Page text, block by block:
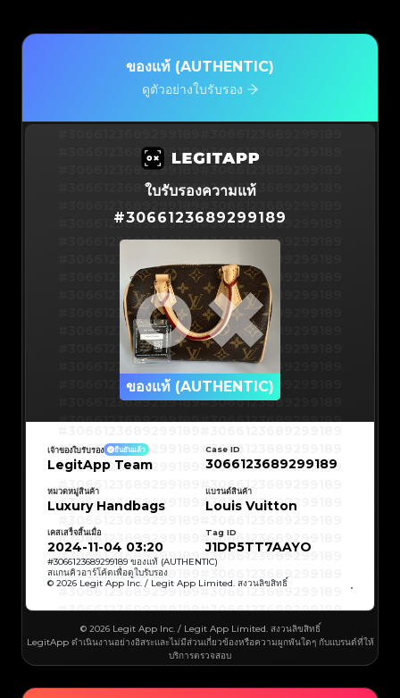
ของแท้ (AUTHENTIC)
ดูตัวอย่างใบรับรอง
#3066123689299189#3066123689299189
#3066123689299189#3066123689299189
#3066123689299189#3066123689299189
#3066123689299189#3066123689299189
#3066123689299189#3066123689299189
#3066123689299189#3066123689299189
#3066123689299189#3066123689299189
#3066123689299189#3066123689299189
#3066123689299189#3066123689299189
#3066123689299189#3066123689299189
#3066123689299189#3066123689299189
#3066123689299189#3066123689299189
#3066123689299189#3066123689299189
#3066123689299189#3066123689299189
#3066123689299189
#3066123689299189
#3066123689299189
#3066123689299189
#3066123689299189
#3066123689299189
#3066123689299189
#3066123689299189
#3066123689299189
#3066123689299189
#3066123689299189
#3066123689299189
#3066123689299189#3066123689299189
#3066123689299189 #3066123689299189
#3066123689299189#3066123689299189
#3066123689299189#3066123689299189
#3066123689299189#3066123689299189
#3066123689299189#3066123689299189
#3066123689299189#3066123689299189
ใบรับรองความแท้
#3066123689299189
ของแท้ (AUTHENTIC)
#3066123689299189
#3066123689299189
#3066123689299189
#3066123689299189
#3066123689299189
#3066123689299189
#3066123689299189
#3066123689299189
#3066123689299189
#3066123689299189
#3066123689299189#3066123689299189
#3066123689299189
#3066123689299189
#3066123689299189#3066123689299189
#3066123689299189#3066123689299189
#3066123689299189#3066123689299189
#3066123689299189#3066123689299189
#3066123689299189#3066123689299189
เจ้าของใบรับรอง ยืนยันแล้ว
LegitApp Team
Case ID
3066123689299189
หมวดหมู่สินค้า
Luxury Handbags
แบรนด์สินค้า
Louis Vuitton
เคสเสร็จสิ้นเมื่อ
2024-11-04 03:20
Tag ID
J1DP5TT7AAYO
#3066123689299189 ของแท้ (AUTHENTIC)
สแกนคิวอาร์โค้ดเพื่อดูใบรับรอง
© 2026 Legit App Inc. / Legit App Limited. สงวนลิขสิทธิ์
© 2026 Legit App Inc. / Legit App Limited. สงวนลิขสิทธิ์
LegitApp ดำเนินงานอย่างอิสระและไม่มีส่วนเกี่ยวข้องหรือความผูกพันใดๆ กับแบรนด์ที่ให้
บริการตรวจสอบ